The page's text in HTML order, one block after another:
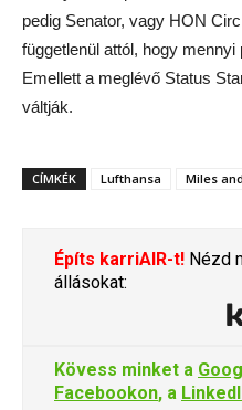
pedig Senator, vagy HON
függetlenül attól, hogy
Emellett a meglévő Status
váltják.
CÍMKÉK Lufthansa Miles
Építs karriAIR-t! Nézd
állásokat:
Kövess minket a
Facebookon, a